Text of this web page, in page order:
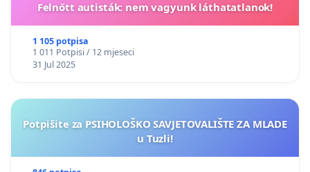
Felnőtt autisták: nem vagyunk láthatatlanok!
1 105 potpisa
1 011 Potpisi / 12 mjeseci
31 Jul 2025
Potpišite za PSIHOLOŠKO SAVJETOVALIŠTE ZA MLADE
u Tuzli!